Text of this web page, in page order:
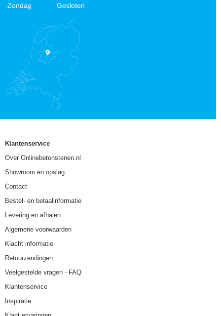
Zondag
Gesloten
Klantenservice
Over Onlinebetonstenen.nl
Showroom en opslag
Contact
Bestel- en betaalinformatie
Levering en afhalen
Algemene voorwaarden
Klacht informatie
Retourzendingen
Veelgestelde vragen - FAQ
Klantenservice
Inspiratie